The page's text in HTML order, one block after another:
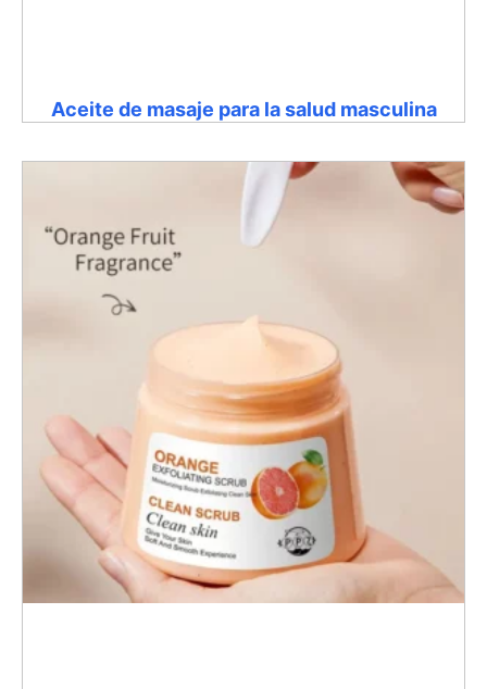
Aceite de masaje para la salud masculina